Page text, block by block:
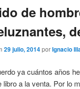
de
29 julio, 2014porIgnacio
ya cuántos años
libro a la venta. Por lo